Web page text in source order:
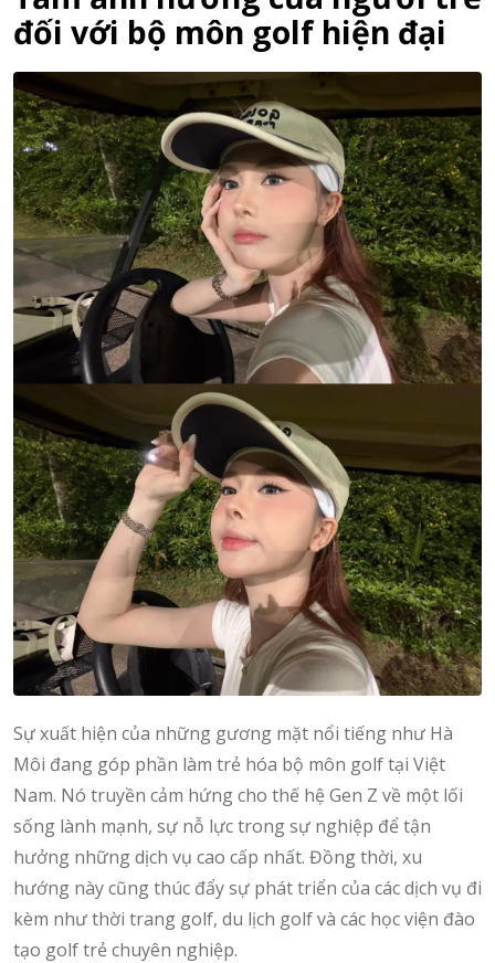
đối với bộ môn golf hiện đại
Sự xuất hiện của những gương mặt nổi tiếng như Hà
Môi đang góp phần làm trẻ hóa bộ môn golf tại Việt
Nam. Nó truyền cảm hứng cho thế hệ Gen Z về một lối
sống lành mạnh, sự nỗ lực trong sự nghiệp để tận
hưởng những dịch vụ cao cấp nhất. Đồng thời, xu
hướng này cũng thúc đẩy sự phát triển của các dịch vụ đi
kèm như thời trang golf, du lịch golf và các học viện đào
tạo golf trẻ chuyên nghiệp.